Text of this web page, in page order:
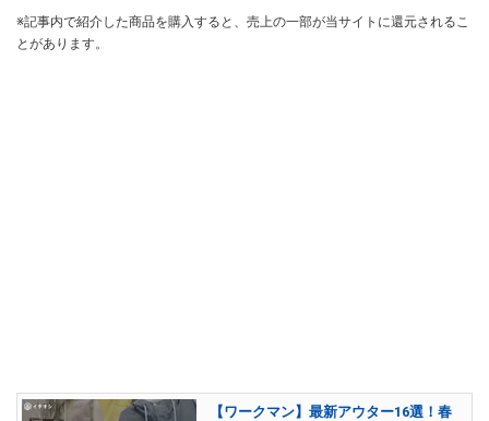
※記事内で紹介した商品を購入すると、売上の一部が当サイトに還元されるこ
とがあります。
【ワークマン】最新アウター16選！春